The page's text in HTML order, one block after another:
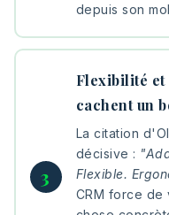
depuis son
Flexibilité et
cachent un
La citation
décisive :
Flexible.
CRM force de